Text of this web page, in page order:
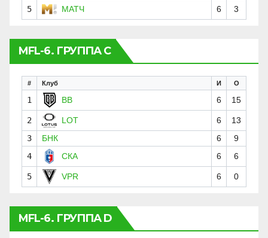
5 МАТЧ 6 3
MFL-6. ГРУППА C
# Клуб И О
1 BB 6 15
2 LOT 6
13
3
БНК 6
9
4
СКА 6 6
5 VPR 6 0
MFL-6. ГРУППА D